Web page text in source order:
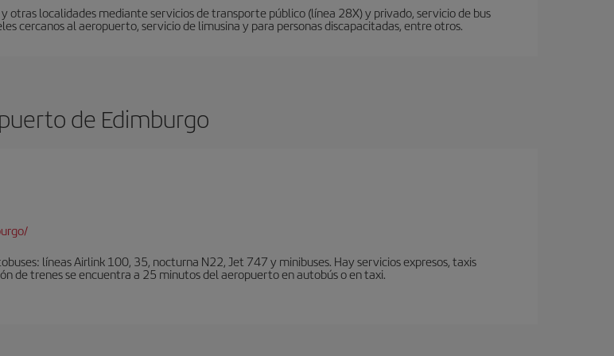
localidades mediante servicios de transporte público (línea 28X) y privado, servicio de bus
cercanos al aeropuerto, servicio de limusina y para personas discapacitadas, entre otros.
de Edimburgo
líneas Airlink 100, 35, nocturna N22, Jet 747 y minibuses. Hay servicios expresos, taxis
de trenes se encuentra a 25 minutos del aeropuerto en autobús o en taxi.